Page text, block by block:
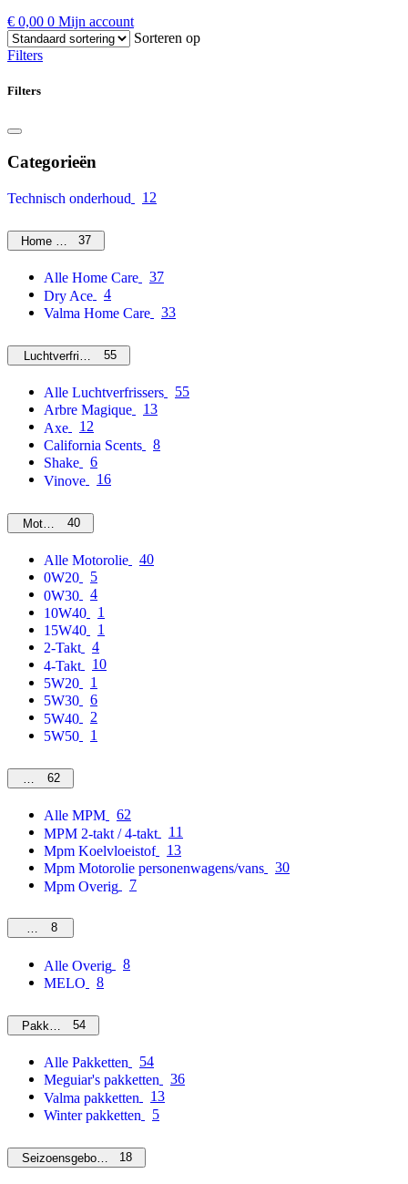
€ 0,00 0 Mijn account
Sorteren op
Filters
Filters
Categorieën
Technisch onderhoud 12
Home Care37
Alle Home Care
37
Dry Ace
4
Valma Home Care
33
Luchtverfrissers55
Alle Luchtverfrissers
55
Arbre Magique
13
Axe
12
California Scents
8
Shake
6
Vinove
16
Motorolie40
Alle Motorolie
40
0W20
5
0W30
4
10W40
1
15W40
1
2-Takt
4
4-Takt
10
5W20
1
5W30
6
5W40
2
5W50
1
MPM62
Alle MPM
62
MPM 2-takt / 4-takt
11
Mpm Koelvloeistof
13
Mpm Motorolie personenwagens/vans
30
Mpm Overig
7
Overig
8
Alle Overig
8
MELO
8
Pakketten54
Alle Pakketten
54
Meguiar's pakketten
36
Valma pakketten
13
Winter pakketten
5
Seizoensgebonden18